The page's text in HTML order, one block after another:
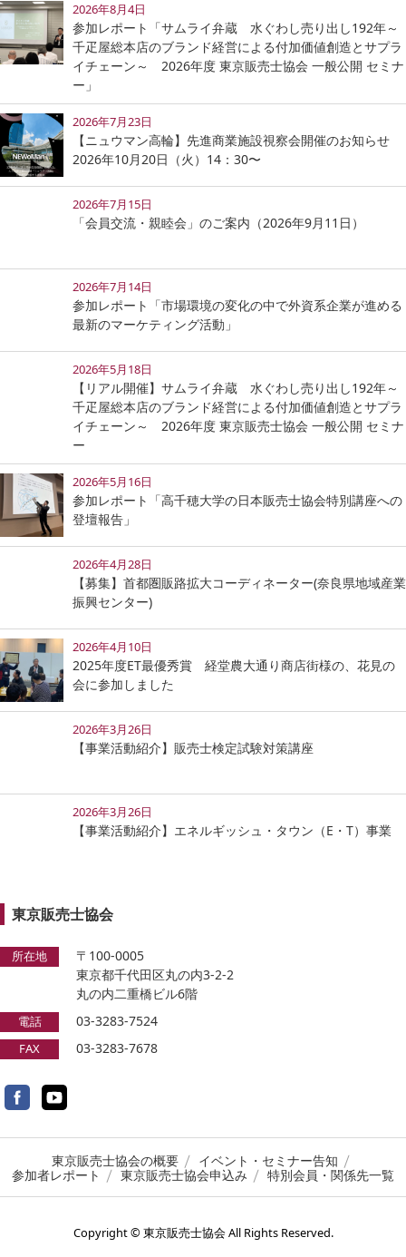
2026年8月4日
参加レポート「サムライ弁蔵 水ぐわし売り出し192年～
千疋屋総本店のブランド経営による付加価値創造とサプラ
イチェーン～ 2026年度 東京販売士協会 一般公開 セミナ
ー」
2026年7月23日
【ニュウマン高輪】先進商業施設視察会開催のお知らせ
2026年10月20日（火）14：30〜
2026年7月15日
「会員交流・親睦会」のご案内（2026年9月11日）
2026年7月14日
参加レポート「市場環境の変化の中で外資系企業が進める
最新のマーケティング活動」
2026年5月18日
【リアル開催】サムライ弁蔵 水ぐわし売り出し192年～
千疋屋総本店のブランド経営による付加価値創造とサプラ
イチェーン～ 2026年度 東京販売士協会 一般公開 セミナ
ー
2026年5月16日
参加レポート「高千穂大学の日本販売士協会特別講座への
登壇報告」
2026年4月28日
【募集】首都圏販路拡大コーディネーター(奈良県地域産業
振興センター)
2026年4月10日
2025年度ET最優秀賞 経堂農大通り商店街様の、花見の
会に参加しました
2026年3月26日
【事業活動紹介】販売士検定試験対策講座
2026年3月26日
【事業活動紹介】エネルギッシュ・タウン（E・T）事業
東京販売士協会
所在地
〒100-0005
東京都千代田区丸の内3-2-2
丸の内二重橋ビル6階
電話 03-3283-7524
FAX 03-3283-7678
FacebookYouTube
東京販売士協会の概要
イベント・セミナー告知
参加者レポート
東京販売士協会申込み 特別会員・関係先一覧
Copyright © 東京販売士協会 All Rights Reserved.